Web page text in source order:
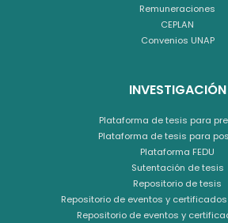
Remuneraciones
CEPLAN
Convenios UNAP
INVESTIGACIÓN
Plataforma de tesis para
Plataforma de tesis para
Plataforma FEDU
Sutentación de tesis
Repositorio de tesis
Repositorio de eventos y certificados
Repositorio de eventos y